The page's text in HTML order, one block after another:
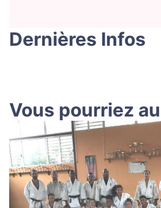
Dernières Infos
Vous pourriez